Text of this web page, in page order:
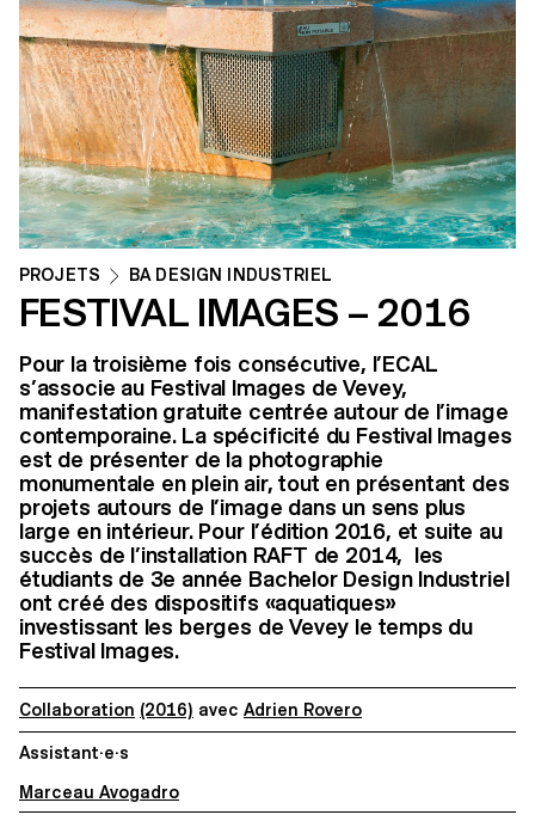
PROJETS BA DESIGN INDUSTRIEL
FESTIVAL IMAGES – 2016
Pour la troisième fois consécutive, l’ECAL
s’associe au Festival Images de Vevey,
manifestation gratuite centrée autour de l’image
contemporaine. La spécificité du Festival Images
est de présenter de la photographie
monumentale en plein air, tout en présentant des
projets autours de l’image dans un sens plus
large en intérieur. Pour l’édition 2016, et suite au
succès de l’installation RAFT de 2014, les
étudiants de 3e année Bachelor Design Industriel
ont créé des dispositifs «aquatiques»
investissant les berges de Vevey le temps du
Festival Images.
Collaboration (2016) avec Adrien Rovero
Assistant·e·s
Marceau Avogadro